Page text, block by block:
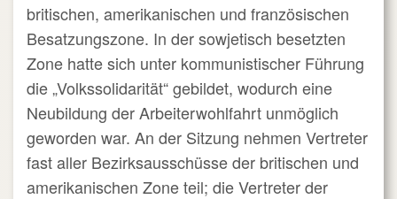
britischen, amerikanischen und französischen
Besatzungszone. In der sowjetisch besetzten
Zone hatte sich unter kommunistischer Führung
die „Volkssolidarität“ gebildet, wodurch eine
Neubildung der Arbeiterwohlfahrt unmöglich
geworden war. An der Sitzung nehmen Vertreter
fast aller Bezirksausschüsse der britischen und
amerikanischen Zone teil; die Vertreter der